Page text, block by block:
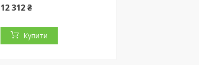
12 312 ₴
Купити